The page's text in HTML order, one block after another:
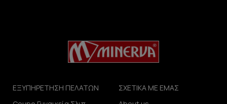
ΕΞΥΠΗΡΕΤΗΣΗ ΠΕΛΑΤΩΝ
ΣΧΕΤΙΚΑ ΜΕ ΕΜΑΣ